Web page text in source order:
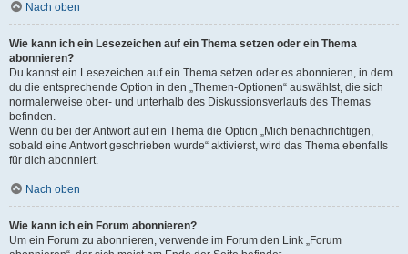
Nach oben
Wie kann ich ein Lesezeichen auf ein Thema setzen oder ein Thema
abonnieren?
Du kannst ein Lesezeichen auf ein Thema setzen oder es abonnieren, in dem
du die entsprechende Option in den „Themen-Optionen“ auswählst, die sich
normalerweise ober- und unterhalb des Diskussionsverlaufs des Themas
befinden.
Wenn du bei der Antwort auf ein Thema die Option „Mich benachrichtigen,
sobald eine Antwort geschrieben wurde“ aktivierst, wird das Thema ebenfalls
für dich abonniert.
Nach oben
Wie kann ich ein Forum abonnieren?
Um ein Forum zu abonnieren, verwende im Forum den Link „Forum